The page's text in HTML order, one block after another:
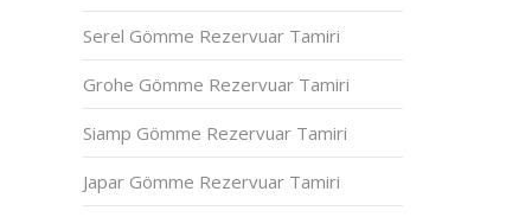
Serel Gömme Rezervuar Tamiri
Grohe Gömme Rezervuar Tamiri
Siamp Gömme Rezervuar Tamiri
Japar Gömme Rezervuar Tamiri